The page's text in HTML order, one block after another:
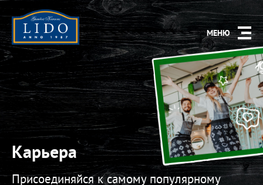
МЕНЮ
Карьера
Присоединяйся к самому популярному